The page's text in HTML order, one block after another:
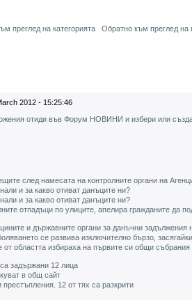
преглед на категорията
Обратно към преглед на
2012 - 15:25:46
отиди във Форум НОВИНИ и избери или
след намесата на контролните органи на
и за какво отиват данъците ни?
и за какво отиват данъците ни?
отпадъци по улиците, апелира гражданите да
и държавните органи за данъчни задължения
се развива изключително бързо,
областта избираха на първите си общи събрания
задържани 12 лица
в общ сайт
12 от тях са разкрити